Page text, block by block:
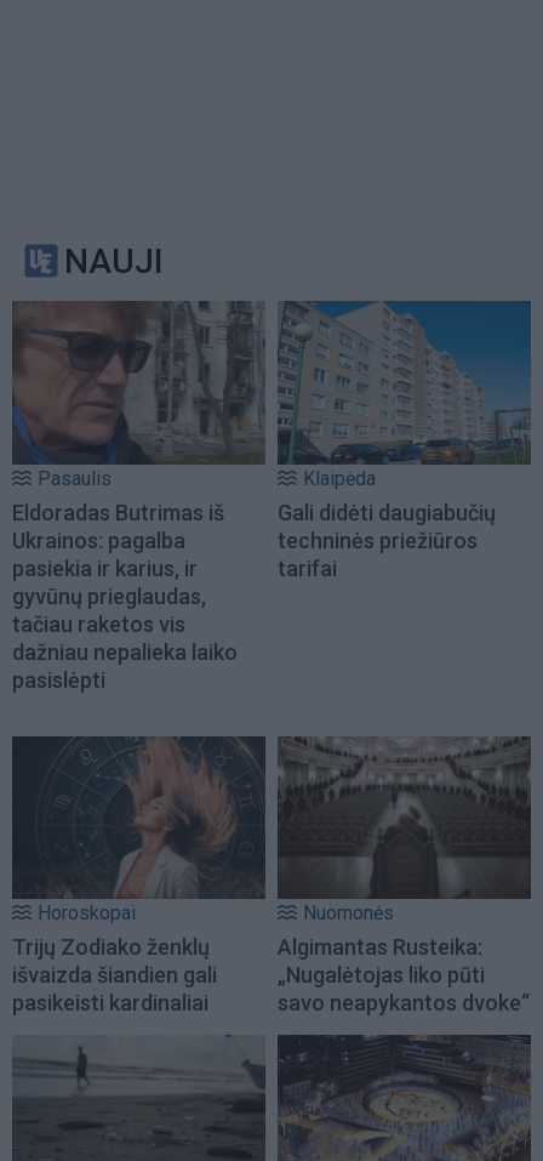
NAUJI
Pasaulis
Eldoradas Butrimas iš
Ukrainos: pagalba
pasiekia ir karius, ir
gyvūnų prieglaudas,
tačiau raketos vis
dažniau nepalieka laiko
pasislėpti
Klaipėda
Gali didėti daugiabučių
techninės priežiūros
tarifai
Horoskopai
Trijų Zodiako ženklų
išvaizda šiandien gali
pasikeisti kardinaliai
Nuomonės
Algimantas Rusteika:
„Nugalėtojas liko pūti
savo neapykantos dvoke“